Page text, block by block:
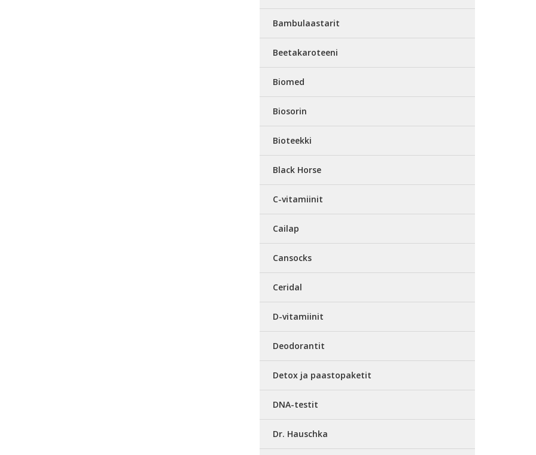
Bambulaastarit
Beetakaroteeni
Biomed
Biosorin
Bioteekki
Black Horse
C-vitamiinit
Cailap
Cansocks
Ceridal
D-vitamiinit
Deodorantit
Detox ja paastopaketit
DNA-testit
Dr. Hauschka